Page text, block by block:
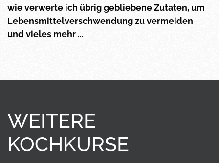
wie verwerte ich übrig gebliebene Zutaten, um
Lebensmittelverschwendung zu vermeiden
und vieles mehr ...
WEITERE
KOCHKURSE